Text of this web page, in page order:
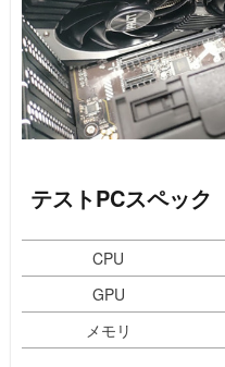
テストPCスペック
CPU
GPU
メモリ